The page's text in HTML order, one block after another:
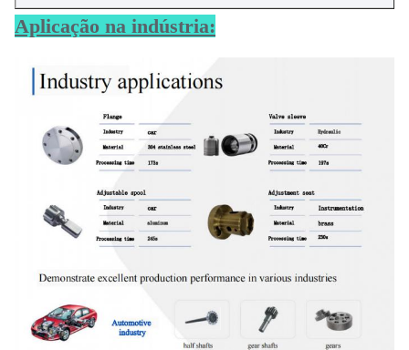
Aplicação na indústria: